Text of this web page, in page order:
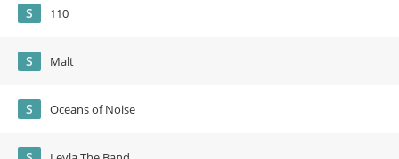
S 110
S Malt
S Oceans of Noise